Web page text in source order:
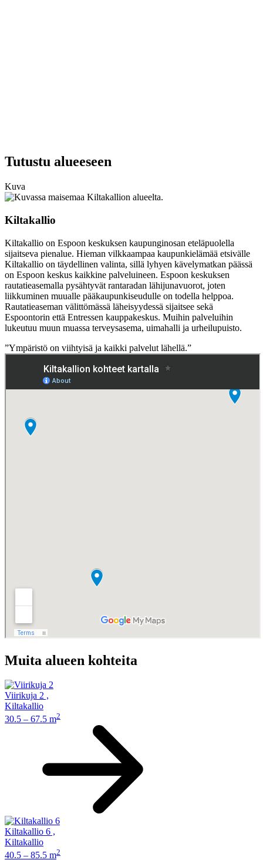
Tutustu alueeseen
Kuva
Kiltakallio
Kiltakallio on Espoon keskuksen kaupunginosan eteläpuolella
sijaitseva pienalue. Hieman vilkkaampaa kaupunkielämää etsivälle
Kiltakallio on täydellinen valinta, sillä lyhyen kävelymatkan päässä
on Espoon keskus kaikkine palveluineen. Espoon keskuksen
rautatieasemalla pysähtyvät rantaradan lähijunavuorot, joten
liikkuminen muualle pääkaupunkiseudulle on todella helppoa.
Rautatieaseman välittömässä läheisyydessä sijaitsee sekä
Espoontorin että Entressen kauppakeskus. Muihin palveluihin
lukeutuu muun muassa terveysasema, uimahalli ja urheilupuisto.
”Ympäristö on viihtyisä ja kaikki palvelut lähellä.”
Muita alueen kohteita
Viirikuja 2 ,
Kiltakallio
30.5 – 67.5 m2
Kiltakallio 6 ,
Kiltakallio
40.5 – 85.5 m2